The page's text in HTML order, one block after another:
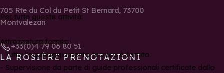
Per tutte queste attività:
Attrezzatura fornita:
- Tutto l'equipaggiamento tecnico è fornito.
- Supervisione da parte di guide professionali certificate dallo
705 Rte du Col du Petit St Bernard, 73700
Montvalezan
+33(0)4 79 06 80 51
LA ROSIÈRE PRENOTAZIONI